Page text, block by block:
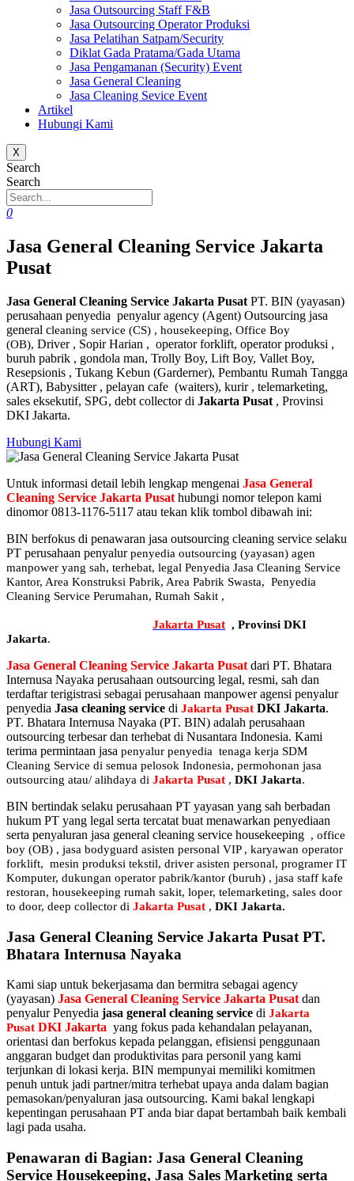
Jasa Outsourcing Staff F&B
Jasa Outsourcing Operator Produksi
Jasa Pelatihan Satpam/Security
Diklat Gada Pratama/Gada Utama
Jasa Pengamanan (Security) Event
Jasa General Cleaning
Jasa Cleaning Sevice Event
Artikel
Hubungi Kami
X
Search
Search
0
Jasa General Cleaning Service Jakarta
Pusat
Jasa General Cleaning Service Jakarta Pusat PT. BIN (yayasan)
perusahaan penyedia penyalur agency (Agent) Outsourcing jasa
general cleaning service (CS) , housekeeping, Office Boy
(OB), Driver , Sopir Harian , operator forklift, operator produksi ,
buruh pabrik , gondola man, Trolly Boy, Lift Boy, Vallet Boy,
Resepsionis , Tukang Kebun (Garderner), Pembantu Rumah Tangga
(ART), Babysitter , pelayan cafe (waiters), kurir , telemarketing,
sales eksekutif, SPG, debt collector di Jakarta Pusat , Provinsi
DKI Jakarta.
Hubungi Kami
Untuk informasi detail lebih lengkap mengenai Jasa General
Cleaning Service Jakarta Pusat hubungi nomor telepon kami
dinomor 0813-1176-5117 atau tekan klik tombol dibawah ini:
BIN berfokus di penawaran jasa outsourcing cleaning service selaku
PT perusahaan penyalurpenyedia outsourcing (yayasan) agen
manpower yang sah, terhebat, legal Penyedia Jasa Cleaning Service
Kantor, Area Konstruksi Pabrik, Area Pabrik Swasta, Penyedia
Cleaning Service Perumahan, Rumah Sakit ,
Jakarta Pusat , Provinsi DKI
Jakarta.
Jasa General Cleaning Service Jakarta Pusat dari PT. Bhatara
Internusa Nayaka perusahaan outsourcing legal, resmi, sah dan
terdaftar terigistrasi sebagai perusahaan manpower agensi penyalur
penyedia Jasa cleaning service di Jakarta Pusat DKI Jakarta.
PT. Bhatara Internusa Nayaka (PT. BIN) adalah perusahaan
outsourcing terbesar dan terhebat di Nusantara Indonesia. Kami
terima permintaan jasa penyalur penyedia tenaga kerja SDM
Cleaning Service di semua pelosok Indonesia, permohonan jasa
outsourcing atau/ alihdaya di Jakarta Pusat , DKI Jakarta.
BIN bertindak selaku perusahaan PT yayasan yang sah berbadan
hukum PT yang legal serta tercatat buat menawarkan penyediaan
serta penyaluran jasa general cleaning service housekeeping , office
boy (OB) , jasa bodyguard asisten personal VIP , karyawan operator
forklift, mesin produksi tekstil, driver asisten personal, programer IT
Komputer, dukungan operator pabrik/kantor (buruh) , jasa staff kafe
restoran, housekeeping rumah sakit, loper, telemarketing, sales door
to door, deep collector di Jakarta Pusat , DKI Jakarta.
Jasa General Cleaning Service Jakarta Pusat PT.
Bhatara Internusa Nayaka
Kami siap untuk bekerjasama dan bermitra sebagai agency
(yayasan) Jasa General Cleaning Service Jakarta Pusat dan
penyalur Penyedia jasa general cleaning service di Jakarta
Pusat DKI Jakarta yang fokus pada kehandalan pelayanan,
orientasi dan berfokus kepada pelanggan, efisiensi penggunaan
anggaran budget dan produktivitas para personil yang kami
terjunkan di lokasi kerja. BIN mempunyai memiliki komitmen
penuh untuk jadi partner/mitra terhebat upaya anda dalam bagian
pemasokan/penyaluran jasa outsourcing. Kami bakal lengkapi
kepentingan perusahaan PT anda biar dapat bertambah baik kembali
lagi pada usaha.
Penawaran di Bagian: Jasa General Cleaning
Service Housekeeping, Jasa Sales Marketing serta